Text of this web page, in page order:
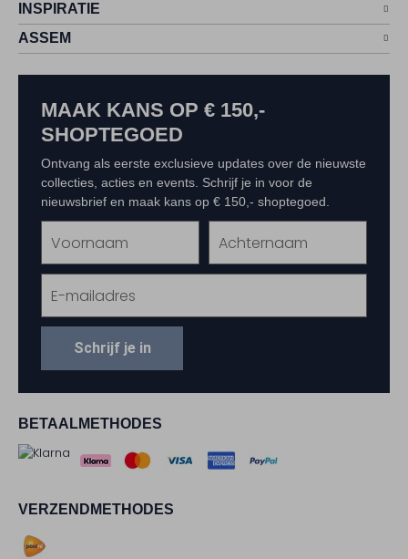
INSPIRATIE
ASSEM
BETAALMETHODES
VERZENDMETHODES
MAAK KANS OP € 150,-
SHOPTEGOED
Ontvang als eerste exclusieve updates over de nieuwste
collecties, acties en events. Schrijf je in voor de
nieuwsbrief en maak kans op € 150,- shoptegoed.
Schrijf je in